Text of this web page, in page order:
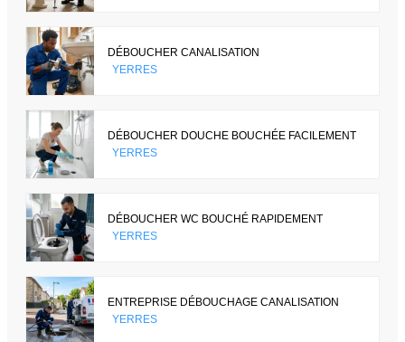
DÉBOUCHER CANALISATION
YERRES
DÉBOUCHER DOUCHE BOUCHÉE FACILEMENT
YERRES
DÉBOUCHER WC BOUCHÉ RAPIDEMENT
YERRES
ENTREPRISE DÉBOUCHAGE CANALISATION
YERRES